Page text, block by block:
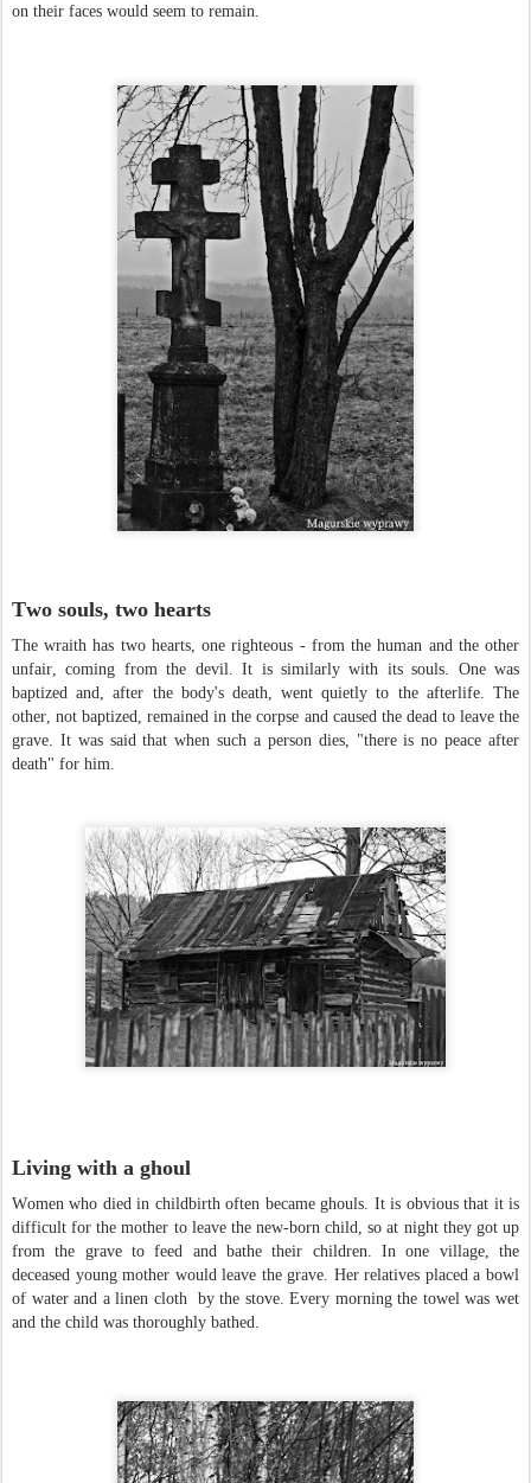
on their faces would seem to remain.
Two souls, two hearts
The wraith has two hearts, one righteous - from the human and the other
unfair, coming from the devil. It is similarly with its souls. One was
baptized and, after the body's death, went quietly to the afterlife. The
other, not baptized, remained in the corpse and caused the dead to leave the
grave. It was said that when such a person dies, "there is no peace after
death" for him.
Living with a ghoul
Women who died in childbirth often became ghouls. It is obvious that it is
difficult for the mother to leave the new-born child, so at night they got up
from the grave to feed and bathe their children. In one village, the
deceased young mother would leave the grave. Her relatives placed a bowl
of water and a linen cloth by the stove. Every morning the towel was wet
and the child was thoroughly bathed.